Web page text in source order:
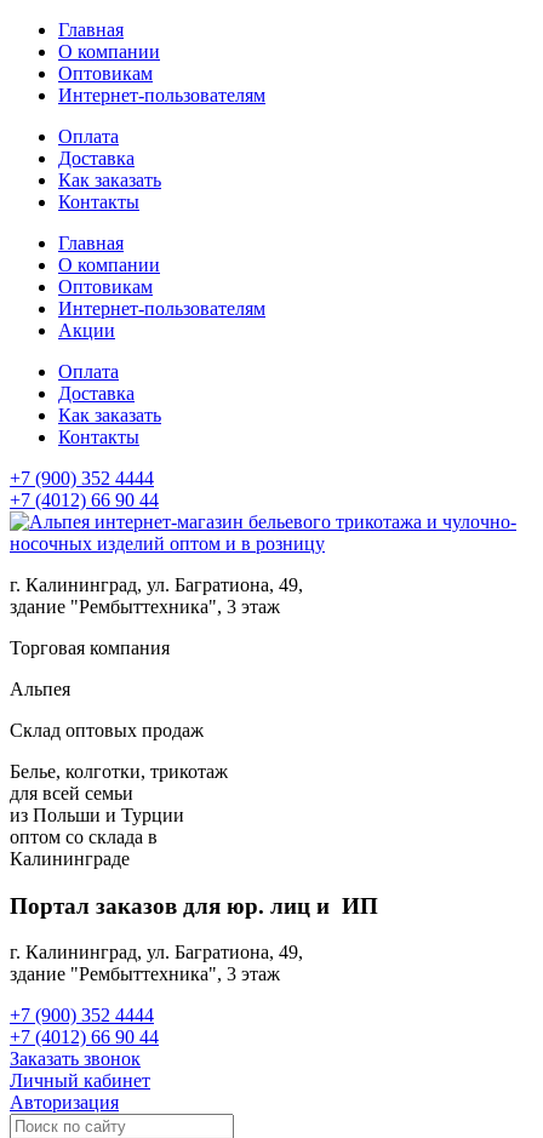
Главная
О компании
Оптовикам
Интернет-пользователям
Оплата
Доставка
Как заказать
Контакты
Главная
О компании
Оптовикам
Интернет-пользователям
Акции
Оплата
Доставка
Как заказать
Контакты
+7 (900) 352 4444
+7 (4012) 66 90 44
г. Калининград, ул. Багратиона, 49,
здание "Рембыттехника", 3 этаж
Торговая компания
Альпея
Склад оптовых продаж
Белье, колготки, трикотаж
для всей семьи
из Польши и Турции
оптом со склада в
Калининграде
Портал заказов для юр. лиц и ИП
г. Калининград, ул. Багратиона, 49,
здание "Рембыттехника", 3 этаж
+7 (900) 352 4444
+7 (4012) 66 90 44
Заказать звонок
Личный кабинет
Авторизация